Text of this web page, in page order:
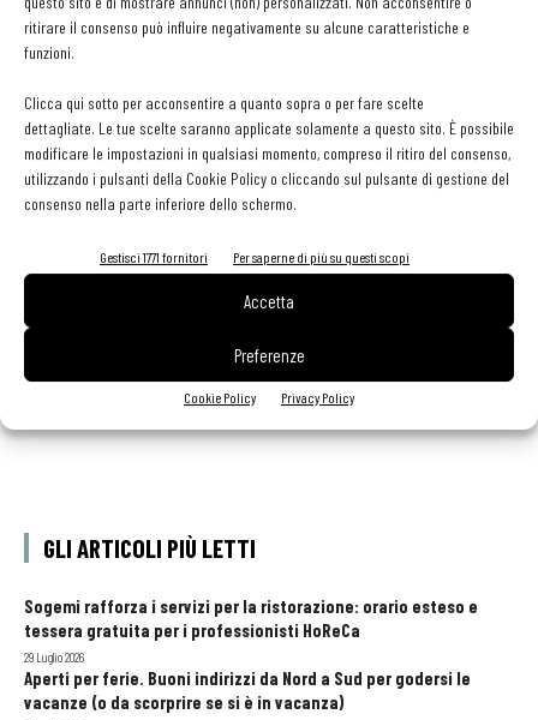
ritirare il consenso può influire negativamente su alcune caratteristiche e
funzioni.
Clicca qui sotto per acconsentire a quanto sopra o per fare scelte
dettagliate. Le tue scelte saranno applicate solamente a questo sito. È possibile
modificare le impostazioni in qualsiasi momento, compreso il ritiro del consenso,
utilizzando i pulsanti della Cookie Policy o cliccando sul pulsante di gestione del
consenso nella parte inferiore dello schermo.
Gestisci 1771 fornitori Per saperne di più su questi scopi
Accetta
Preferenze
Cookie Policy Privacy Policy
Ampliare l’attività del ristorante al catering? Sì, ma la
Aperti per ferie. Buoni indirizzi da Nord a Sud per
godersi le vacanze (o da scorprire se si è in
vacanza)
Export del vino in frenata: dazi Usa e domanda
debole pesano sulle denominazioni europee
GLI ARTICOLI PIÙ LETTI
Sogemi rafforza i servizi per la ristorazione: orario esteso e
tessera gratuita per i professionisti HoReCa
29 Luglio 2026
Aperti per ferie. Buoni indirizzi da Nord a Sud per godersi le
vacanze (o da scorprire se si è in vacanza)